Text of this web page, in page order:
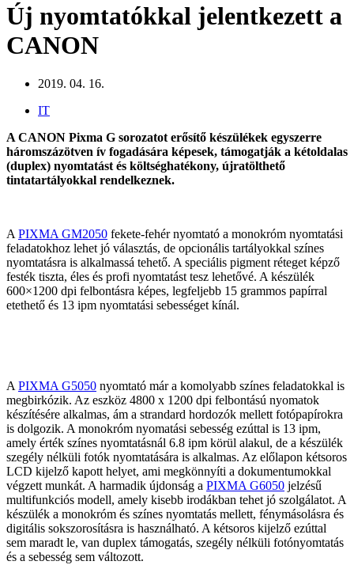
Új nyomtatókkal jelentkezett a
CANON
2019. 04. 16.
IT
A CANON Pixma G sorozatot erősítő készülékek egyszerre
háromszázötven ív fogadására képesek, támogatják a kétoldalas
(duplex) nyomtatást és költséghatékony, újratölthető
tintatartályokkal rendelkeznek.
APIXMA GM2050 fekete-fehér nyomtató a monokróm nyomtatási
feladatokhoz lehet jó választás, de opcionális tartályokkal színes
nyomtatásra is alkalmassá tehető. A speciális pigment réteget képző
festék tiszta, éles és profi nyomtatást tesz lehetővé. A készülék
600×1200 dpi felbontásra képes, legfeljebb 15 grammos papírral
etethető és 13 ipm nyomtatási sebességet kínál.
APIXMA G5050 nyomtató már a komolyabb színes feladatokkal is
megbirkózik. Az eszköz 4800 x 1200 dpi felbontású nyomatok
készítésére alkalmas, ám a strandard hordozók mellett fotópapírokra
is dolgozik. A monokróm nyomatási sebesség ezúttal is 13 ipm,
amely érték színes nyomtatásnál 6.8 ipm körül alakul, de a készülék
szegély nélküli fotók nyomtatására is alkalmas. Az előlapon kétsoros
LCD kijelző kapott helyet, ami megkönnyíti a dokumentumokkal
végzett munkát. A harmadik újdonság a PIXMA G6050 jelzésű
multifunkciós modell, amely kisebb irodákban tehet jó szolgálatot. A
készülék a monokróm és színes nyomtatás mellett, fénymásolásra és
digitális sokszorosításra is használható. A kétsoros kijelző ezúttal
sem maradt le, van duplex támogatás, szegély nélküli fotónyomtatás
és a sebesség sem változott.